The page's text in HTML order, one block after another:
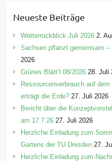
g
o
r
e
n
Neueste Beiträge
Wetterrückblick Juli 2026 2.
Sachsen pflanzt gemeinsam –
2026
Grünes Blätt’l 08/2026 28. Juli
Ressourcenverbrauch auf
erträgt die Erde? 27. Juli 2026
Bericht über die
am 17.7.26 27. Juli 2026
Herzliche Einladung zum
Gartens der TU Dresden 27.
Herzliche Einladung zum